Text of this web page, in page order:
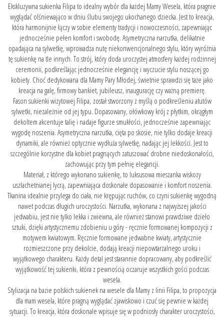
Ekskluzywna sukienka Filipa to idealny wybór dla każdej Mamy Wesela, która pragnie
wyglądać olśniewająco w dniu ślubu swojego ukochanego dziecka. Jest to kreacja,
która harmonijnie łączy w sobie elementy tradycji i nowoczesności, zapewniając
jednocześnie pełen komfort i swobodę. Asymetryczna narzutka, delikatnie
opadająca na sylwetkę, wprowadza nutę niekonwencjonalnego stylu, który wyróżnia
tę sukienkę na tle innych. To strój, który doda uroczystej atmosfery każdej rodzinnej
ceremonii, podkreślając jednocześnie elegancję i wyczucie stylu noszącej go
kobiety. Choć dedykowana dla Mamy Pary Młodej, świetnie sprawdzi się taże jako
kreacja na galę, firmowy bankiet, jubileusz, inaugurację czy ważną premierę.
Fason sukienki wizytowej Filipa, został stworzony z myślą o podkreśleniu atutów
sylwetki, niezależnie od jej typu. Dopasowany, ołówkowy krój z płytkim, okrągłym
dekoltem akcentuje talię i nadaje figurze smukłości, jednocześnie zapewniając
wygodę noszenia. Asymetryczna narzutka, cięta po skosie, nie tylko dodaje kreacji
dynamiki, ale również optycznie wydłuża sylwetkę, nadając jej lekkości. Jest to
szczególnie korzystne dla kobiet pragnących zatuszować drobne niedoskonałości,
zachowując przy tym pełnię elegancji.
Materiał, z którego wykonano sukienkę, to luksusowa mieszanka wiskozy
uszlachetnianej lycrą, zapewniająca doskonałe dopasowanie i komfort noszenia.
Tkanina idealnie przylega do ciała, nie krępując ruchów, co czyni sukienkę wygodną
nawet podczas długich uroczystości. Narzutka, wykonana z najwyższej jakości
jedwabiu, jest nie tylko lekka i zwiewna, ale również stanowi prawdziwe dzieło
sztuki, dzięki artystycznemu zdobieniu u góry - ręcznie formowanej kompozycji z
motywem kwiatowym. Ręcznie formowane jedwabne kwiaty, artystycznie
rozmieszczone przy dekolcie, dodają kreacji niepowtarzalnego uroku i
wyjątkowego charakteru. Każdy detal jest starannie dopracowany, aby podkreślić
wyjątkowość tej sukienki, która z pewnością oczaruje wszystkich gości podczas
wesela.
Stylizacja na bazie polskich sukienek na wesele dla Mamy z linii Filipa, to propozycja
dla mam wesela, które pragną wyglądać zjawiskowo i czuć się pewnie w każdej
sytuacji. To kreacja, która doskonale wpisuje się w podniosły charakter uroczystości,